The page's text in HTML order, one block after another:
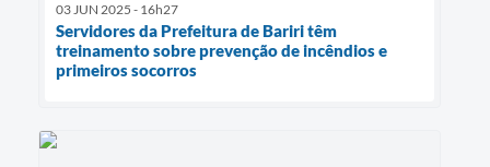
03 JUN 2025 - 16h27
Servidores da Prefeitura de Bariri têm
treinamento sobre prevenção de incêndios e
primeiros socorros